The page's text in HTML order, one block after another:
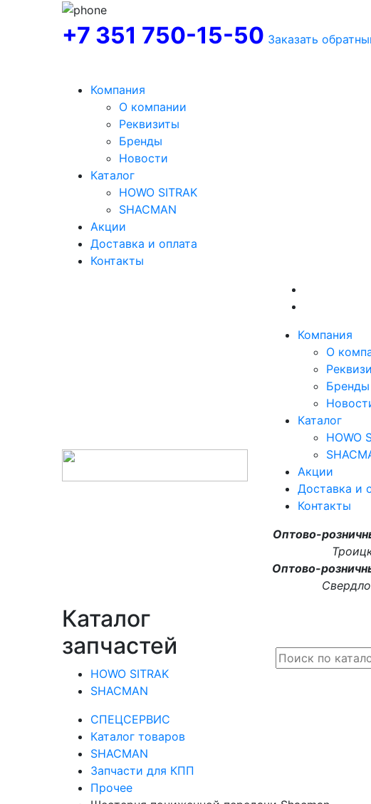
+7 351 750-15-50 Заказать
Компания
О компании
Реквизиты
Бренды
Новости
Каталог
HOWO SITRAK
SHACMAN
Акции
Доставка и оплата
Контакты
Компания
О
Бренды
Каталог
HOWO
Акции
Доставка и
Контакты
Оптово-
Оптово-
Каталог
запчастей
HOWO SITRAK
SHACMAN
СПЕЦСЕРВИС
Каталог товаров
SHACMAN
Запчасти для КПП
Прочее